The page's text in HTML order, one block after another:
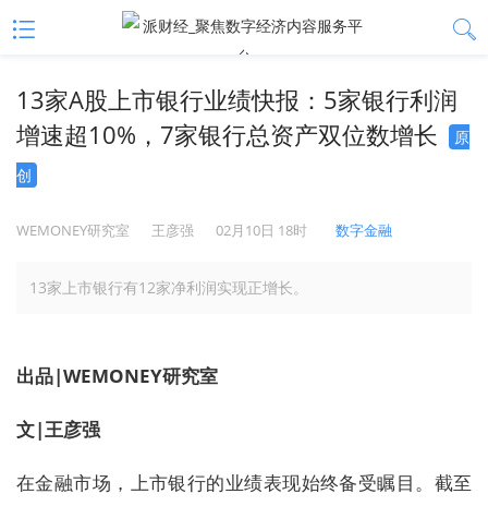
13家A股上市银行业绩快报：5家银行利润
增速超10%，7家银行总资产双位数增长
原
创
WEMONEY研究室 王彦强 02月10日 18时 数字金融
13家上市银行有12家净利润实现正增长。
出品|WEMONEY研究室
文|王彦强
在金融市场，上市银行的业绩表现始终备受瞩目。截至